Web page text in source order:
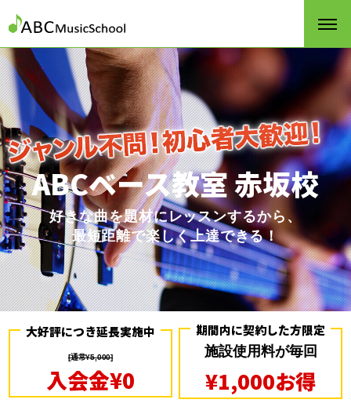
ABCベース教室 赤坂校
好きな曲を題材にレッスンするから、
最短距離で楽しく上達できる！
大好評につき延長実施中
[通常¥5,000]
入会金¥0
期間内に契約した方限定
施設使用料が毎回
¥1,000お得